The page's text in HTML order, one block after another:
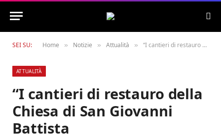
SEI SU: Home » Notizie » Attualità » “I cantieri di restauro della Chiesa di San Giovanni Battista
ATTUALITÀ
“I cantieri di restauro della
Chiesa di San Giovanni
Battista